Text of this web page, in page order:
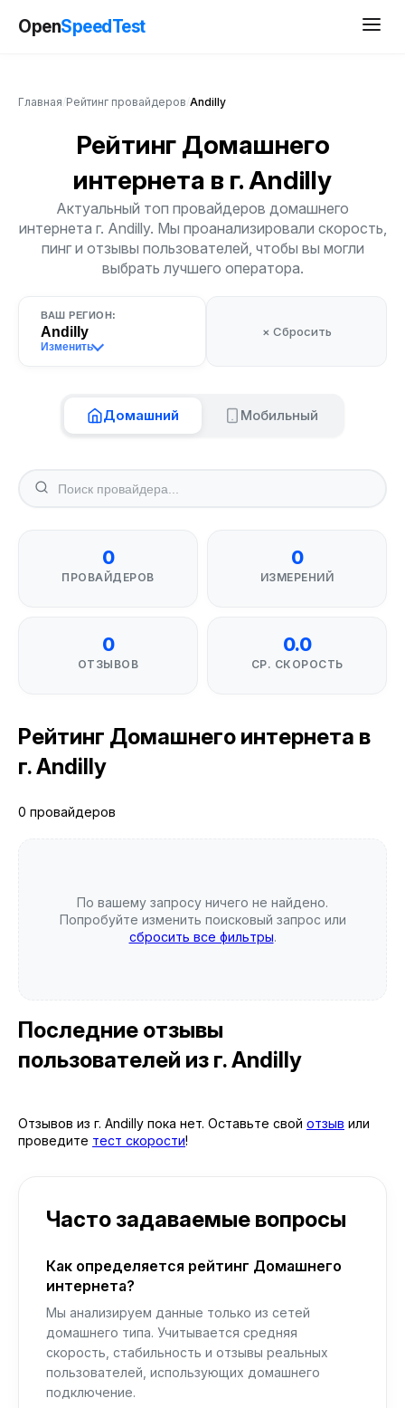
OpenSpeedTest
Главная Рейтинг провайдеров Andilly
Рейтинг Домашнего
интернета в г. Andilly
Актуальный топ провайдеров домашнего
интернета г. Andilly. Мы проанализировали скорость,
пинг и отзывы пользователей, чтобы вы могли
выбрать лучшего оператора.
ВАШ РЕГИОН:
Andilly
Изменить
× Сбросить
Домашний Мобильный
0
ПРОВАЙДЕРОВ
0
ИЗМЕРЕНИЙ
0
ОТЗЫВОВ
0.0
СР. СКОРОСТЬ
Рейтинг Домашнего интернета в
г. Andilly
0 провайдеров
По вашему запросу ничего не найдено.
Попробуйте изменить поисковый запрос или
сбросить все фильтры.
Последние отзывы
пользователей из г. Andilly
Отзывов из г. Andilly пока нет. Оставьте свой отзыв или
проведите тест скорости!
Часто задаваемые вопросы
Как определяется рейтинг Домашнего
интернета?
Мы анализируем данные только из сетей
домашнего типа. Учитывается средняя
скорость, стабильность и отзывы реальных
пользователей, использующих домашнего
подключение.